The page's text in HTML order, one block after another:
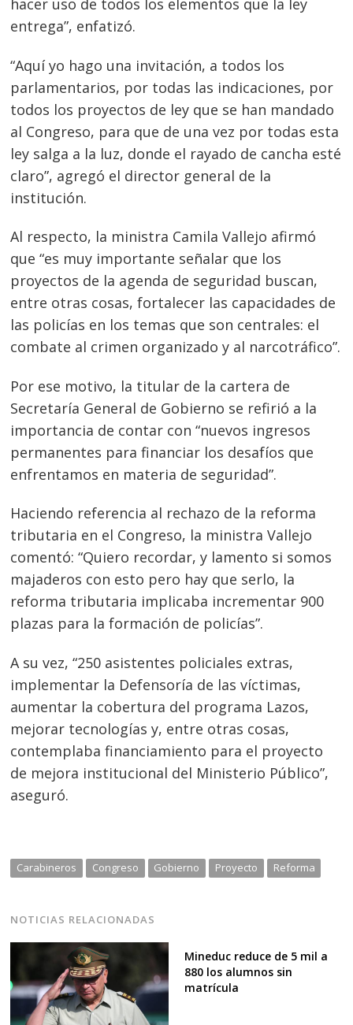
hacer uso de todos los elementos que la ley
entrega”, enfatizó.
“Aquí yo hago una invitación, a todos los
parlamentarios, por todas las indicaciones, por
todos los proyectos de ley que se han mandado
al Congreso, para que de una vez por todas esta
ley salga a la luz, donde el rayado de cancha esté
claro”, agregó el director general de la
institución.
Al respecto, la ministra Camila Vallejo afirmó
que “es muy importante señalar que los
proyectos de la agenda de seguridad buscan,
entre otras cosas, fortalecer las capacidades de
las policías en los temas que son centrales: el
combate al crimen organizado y al narcotráfico”.
Por ese motivo, la titular de la cartera de
Secretaría General de Gobierno se refirió a la
importancia de contar con “nuevos ingresos
permanentes para financiar los desafíos que
enfrentamos en materia de seguridad”.
Haciendo referencia al rechazo de la reforma
tributaria en el Congreso, la ministra Vallejo
comentó: “Quiero recordar, y lamento si somos
majaderos con esto pero hay que serlo, la
reforma tributaria implicaba incrementar 900
plazas para la formación de policías”.
A su vez, “250 asistentes policiales extras,
implementar la Defensoría de las víctimas,
aumentar la cobertura del programa Lazos,
mejorar tecnologías y, entre otras cosas,
contemplaba financiamiento para el proyecto
de mejora institucional del Ministerio Público”,
aseguró.
Carabineros Congreso Gobierno Proyecto Reforma
NOTICIAS RELACIONADAS
Mineduc reduce de 5 mil a
880 los alumnos sin
matrícula
de
entradas